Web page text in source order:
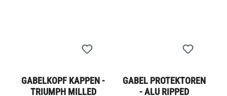
GABELKOPF KAPPEN -
TRIUMPH MILLED
GABEL PROTEKTOREN
- ALU RIPPED